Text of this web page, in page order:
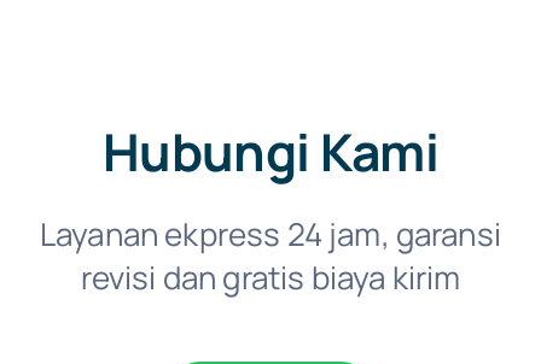
Hubungi Kami
Layanan ekpress 24 jam, garansi
revisi dan gratis biaya kirim